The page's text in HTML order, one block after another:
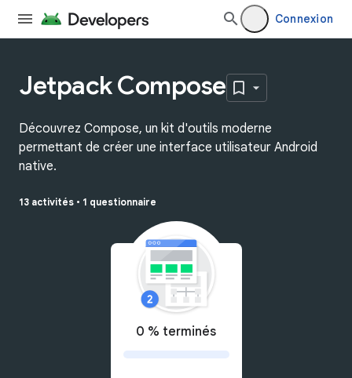
Connexion
Jetpack Compose
Découvrez Compose, un kit d'outils moderne
permettant de créer une interface utilisateur Android
native.
13 activités • 1 questionnaire
0 % terminés